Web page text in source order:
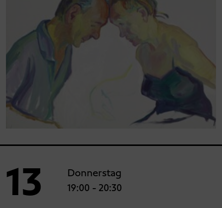
13
Donnerstag
19:00 - 20:30